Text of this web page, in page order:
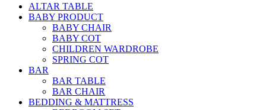
ALTAR TABLE
BABY PRODUCT
BABY CHAIR
BABY COT
CHILDREN WARDROBE
SPRING COT
BAR
BAR TABLE
BAR CHAIR
BEDDING & MATTRESS